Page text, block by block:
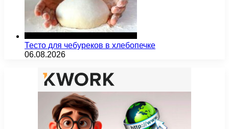
Тесто для чебуреков в хлебопечке
06.08.2026